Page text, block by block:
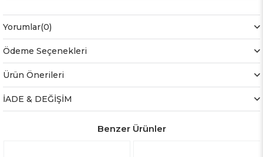
Yorumlar(0)
Ödeme Seçenekleri
Ürün Önerileri
İADE & DEĞİŞİM
Benzer Ürünler